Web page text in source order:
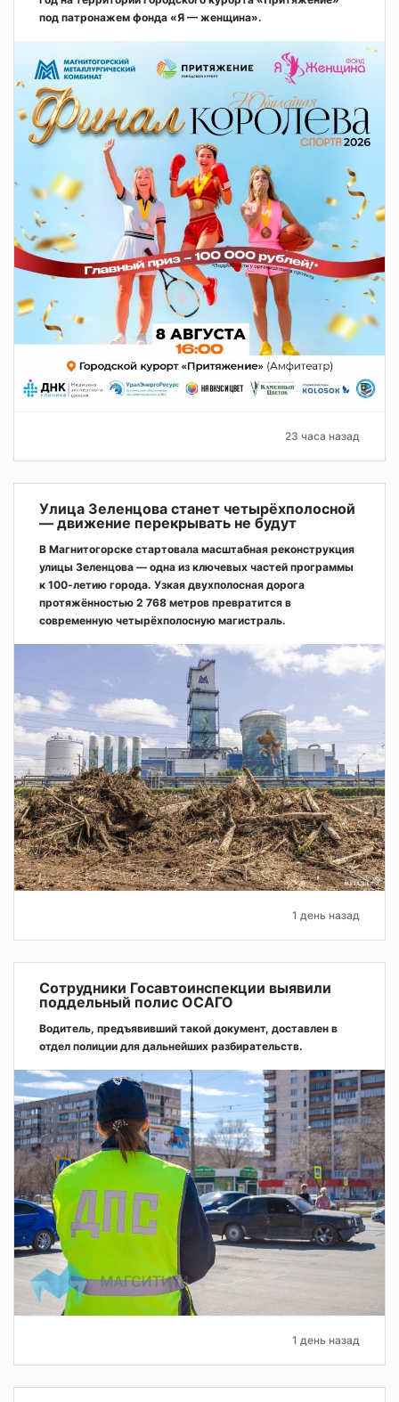
под патронажем фонда «Я — женщина».
23 часа назад
Улица Зеленцова станет четырёхполосной
— движение перекрывать не будут
В Магнитогорске стартовала масштабная реконструкция
улицы Зеленцова — одна из ключевых частей программы
к 100-летию города. Узкая двухполосная дорога
протяжённостью 2 768 метров превратится в
современную четырёхполосную магистраль.
1 день назад
Сотрудники Госавтоинспекции выявили
поддельный полис ОСАГО
Водитель, предъявивший такой документ, доставлен в
отдел полиции для дальнейших разбирательств.
1 день назад